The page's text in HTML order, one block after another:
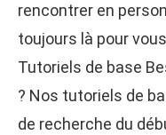
rencontrer en
toujours là pour
Tutoriels de base
? Nos tutoriels de
de recherche du